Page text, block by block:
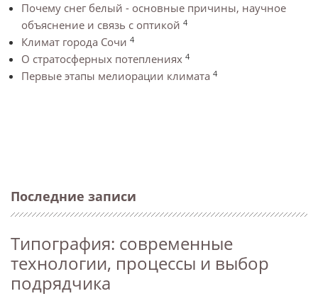
Почему снег белый - основные причины, научное
объяснение и связь с оптикой 4
Климат города Сочи 4
О стратосферных потеплениях 4
Первые этапы мелиорации климата 4
Последние записи
Типография: современные
технологии, процессы и выбор
подрядчика